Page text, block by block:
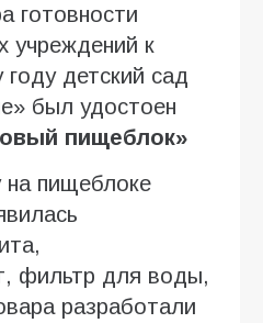
готовности
учреждений к
детский сад
был удостоен
пищеблок»
на пищеблоке
фильтр для воды,
разработали